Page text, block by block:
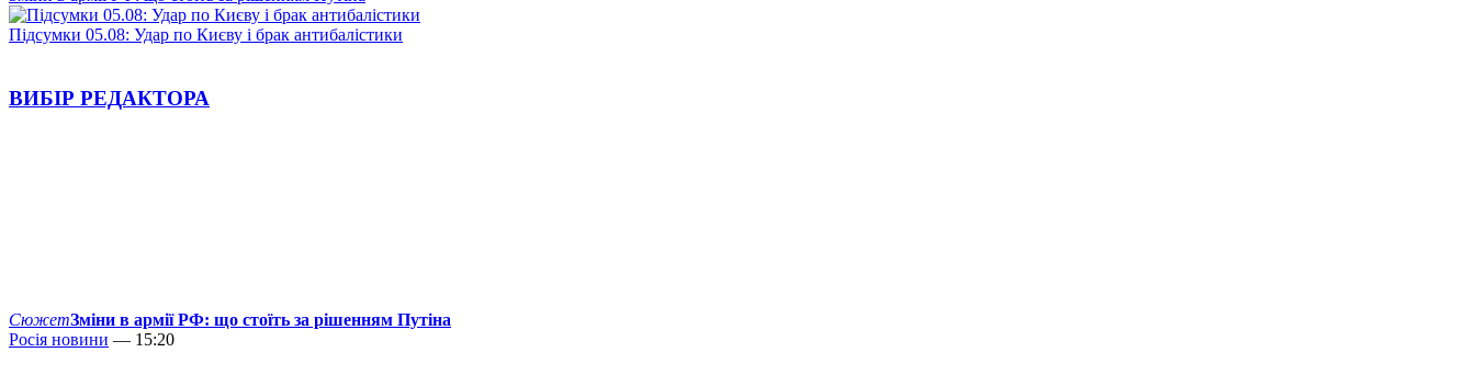
Підсумки 05.08: Удар по Києву і брак антибалістики
ВИБІР РЕДАКТОРА
СюжетЗміни в армії РФ: що стоїть за рішенням Путіна
Росія новини — 15:20